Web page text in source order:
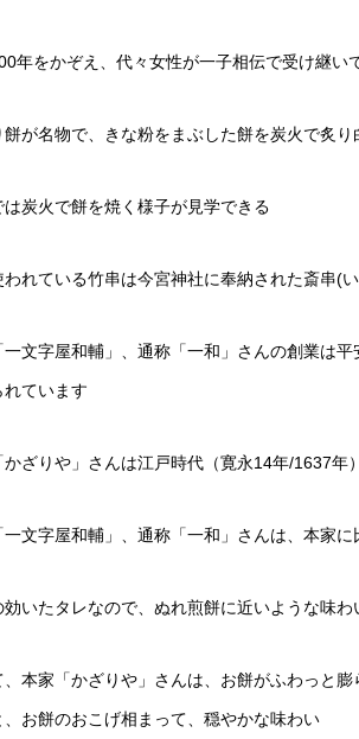
年をかぞえ、代々女性が一子相伝で受け継い
餅が名物で、きな粉をまぶした餅を炭火で炙
は炭火で餅を焼く様子が見学できる
われている竹串は今宮神社に奉納された斎串(
一文字屋和輔」、通称「一和」さんの創業は
れています
かざりや」さんは江戸時代（寛永14年/1637年
一文字屋和輔」、通称「一和」さんは、本家
効いたタレなので、ぬれ煎餅に近いような味わ
、本家「かざりや」さんは、お餅がふわっと
、お餅のおこげ相まって、穏やかな味わい